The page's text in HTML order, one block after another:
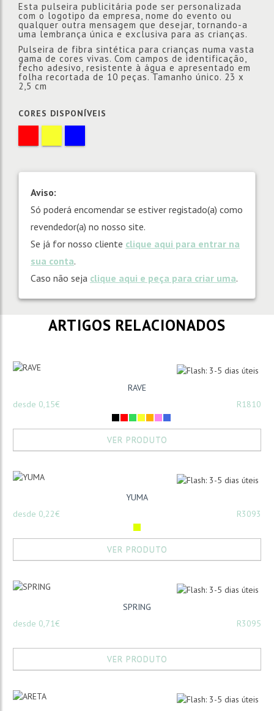
Esta pulseira publicitária pode ser personalizada
com o logotipo da empresa, nome do evento ou
qualquer outra mensagem que desejar, tornando-a
uma lembrança única e exclusiva para as crianças.
Pulseira de fibra sintética para crianças numa vasta
gama de cores vivas. Com campos de identificação,
fecho adesivo, resistente à água e apresentado em
folha recortada de 10 peças. Tamanho único. 23 x
2,5 cm
CORES DISPONÍVEIS
Aviso:
Só poderá encomendar se estiver registado(a) como
revendedor(a) no nosso site.
Se já for nosso cliente clique aqui para entrar na
sua conta.
Caso não seja clique aqui e peça para criar uma.
ARTIGOS RELACIONADOS
RAVE
desde 0,15€
R1810
VER PRODUTO
YUMA
desde 0,22€
R3093
VER PRODUTO
SPRING
desde 0,71€
R3095
VER PRODUTO